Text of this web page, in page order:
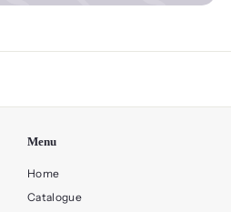
Menu
Home
Catalogue